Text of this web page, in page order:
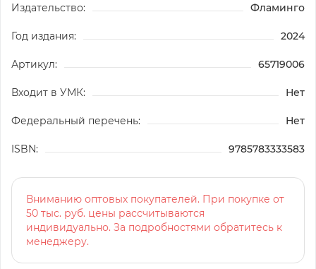
Издательство: Фламинго
Год издания: 2024
Артикул: 65719006
Входит в УМК: Нет
Федеральный перечень: Нет
ISBN: 9785783333583
Вниманию оптовых покупателей. При покупке от
50 тыс. руб. цены рассчитываются
индивидуально. За подробностями обратитесь к
менеджеру.